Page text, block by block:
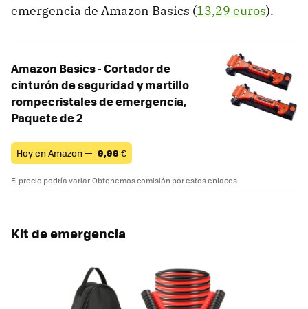
emergencia de Amazon Basics (13,29 euros).
Amazon Basics - Cortador de
cinturón de seguridad y martillo
rompecristales de emergencia,
Paquete de 2
Hoy en Amazon — 9,99 €
El precio podría variar. Obtenemos comisión por estos enlaces
Kit de emergencia